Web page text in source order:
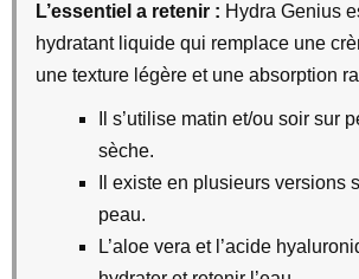
L’essentiel a retenir : Hydra Genius
hydratant liquide qui remplace une
une texture légère et une absorption
Il s’utilise matin et/ou soir sur
sèche.
Il existe en plusieurs versions
peau.
L’aloe vera et l’acide